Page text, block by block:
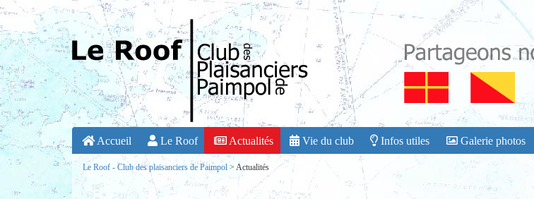
Accueil Le Roof Actualités Vie du club Infos utiles Galerie photos
Le Roof - Club des plaisanciers de Paimpol > Actualités